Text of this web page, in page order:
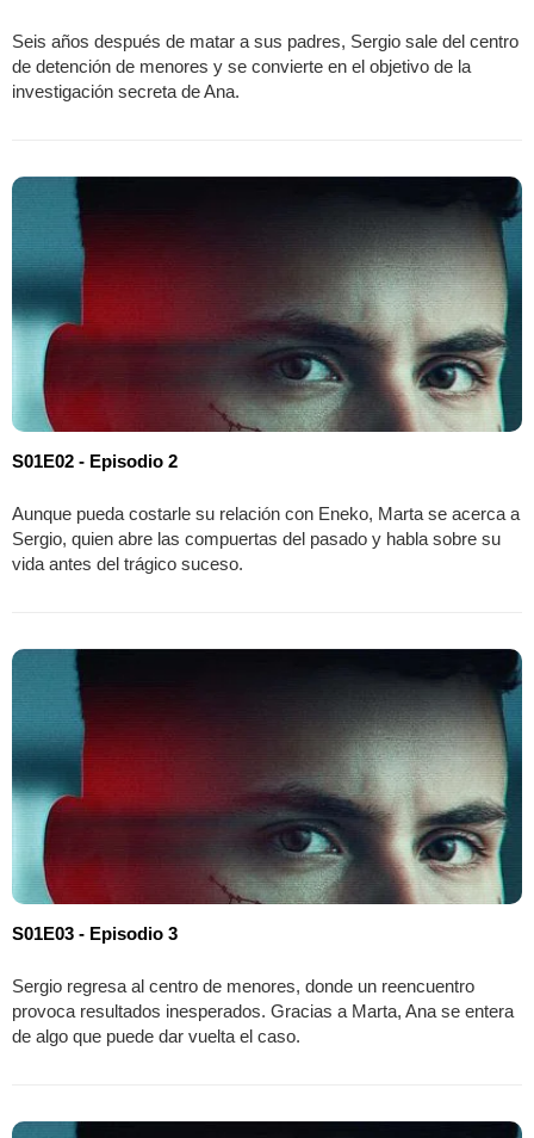
Seis años después de matar a sus padres, Sergio sale del centro
de detención de menores y se convierte en el objetivo de la
investigación secreta de Ana.
S01E02 - Episodio 2
Aunque pueda costarle su relación con Eneko, Marta se acerca a
Sergio, quien abre las compuertas del pasado y habla sobre su
vida antes del trágico suceso.
S01E03 - Episodio 3
Sergio regresa al centro de menores, donde un reencuentro
provoca resultados inesperados. Gracias a Marta, Ana se entera
de algo que puede dar vuelta el caso.